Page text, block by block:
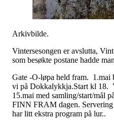
Arkivbilde.
Vintersesongen er avslutta,
som besøkte postane hadde
Gate -O-løpa held fram. 1.mai
vi på Dokkalykkja.Start kl 18.
15.mai med samling/start/mål
FINN FRAM dagen.
har litt ekstra program på lur..